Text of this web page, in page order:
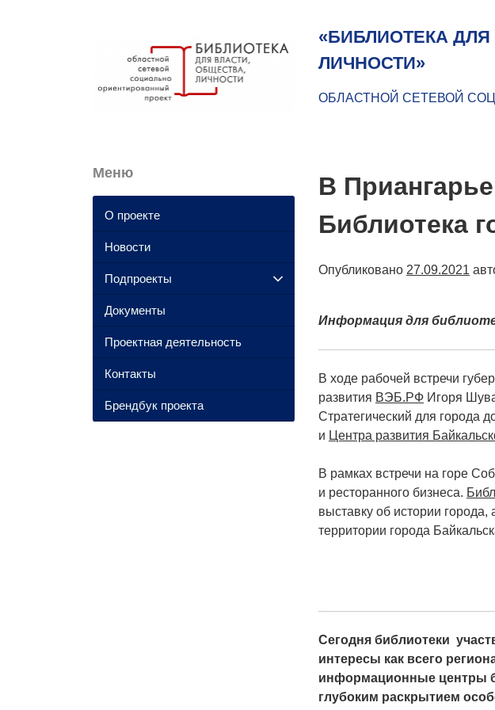
«БИБЛИОТЕКА
ЛИЧНОСТИ»
ОБЛАСТНОЙ СЕТЕВОЙ
В
Библиотека
Опубликовано 27.09.2021
Информация для
В ходе рабочей встречи
развития ВЭБ.РФ Игоря
Стратегический для города
и Центра развития
В рамках встречи на горе
и ресторанного бизнеса.
выставку об истории
территории города
Сегодня библиотеки
интересы как всего
информационные центры
глубоким раскрытием
Меню
О проекте
Новости
Подпроекты
Документы
Проектная деятельность
Контакты
Брендбук проекта